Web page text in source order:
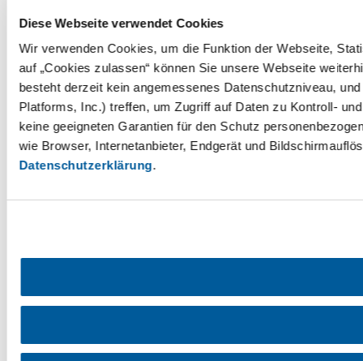
Diese Webseite verwendet Cookies
Wir verwenden Cookies, um die Funktion der Webseite,
auf „Cookies zulassen“ können Sie unsere Webseite
besteht derzeit kein angemessenes Datenschutzniveau,
Platforms, Inc.) treffen, um Zugriff auf Daten zu Kontroll-
keine geeigneten Garantien für den Schutz
wie Browser, Internetanbieter, Endgerät und
Datenschutzerklärung.